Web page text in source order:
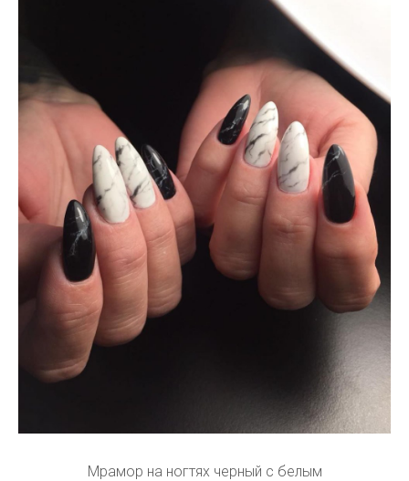
Мрамор на ногтях черный с белым